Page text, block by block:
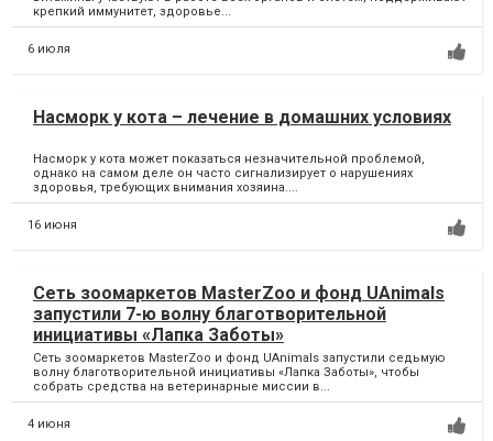
крепкий иммунитет, здоровье...
6 июля
Насморк у кота – лечение в домашних условиях
Насморк у кота может показаться незначительной проблемой,
однако на самом деле он часто сигнализирует о нарушениях
здоровья, требующих внимания хозяина....
16 июня
Сеть зоомаркетов MasterZoo и фонд UAnimals
запустили 7-ю волну благотворительной
инициативы «Лапка Заботы»
Сеть зоомаркетов MasterZoo и фонд UAnimals запустили седьмую
волну благотворительной инициативы «Лапка Заботы», чтобы
собрать средства на ветеринарные миссии в...
4 июня